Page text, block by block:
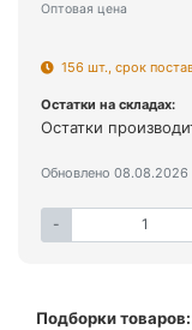
Оптовая цена
156 шт., срок
Остатки на складах:
Остатки
Обновлено 08.08.2026
-
Подборки товаров: